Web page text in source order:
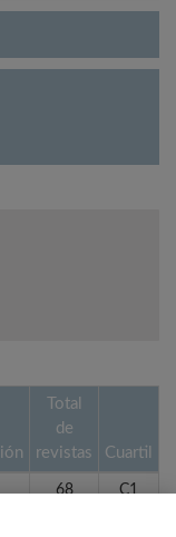
Total
de
revistas
Cuartil
68 C1